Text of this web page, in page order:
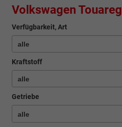
Volkswagen Touareg
Verfügbarkeit, Art
Kraftstoff
Getriebe